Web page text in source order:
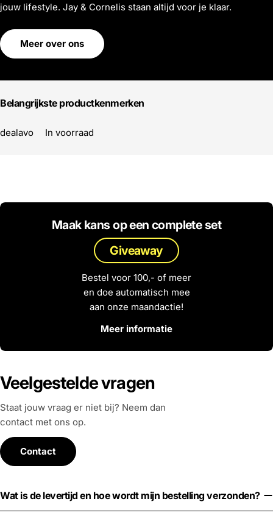
jouw lifestyle. Jay & Cornelis staan altijd voor je klaar.
Meer over ons
Belangrijkste productkenmerken
dealavo In voorraad
Maak kans op een complete set
Giveaway
Bestel voor 100,- of meer
en doe automatisch mee
aan onze maandactie!
Meer informatie
Veelgestelde vragen
Staat jouw vraag er niet bij? Neem dan
contact met ons op.
Contact
Wat is de levertijd en hoe wordt mijn bestelling verzonden?